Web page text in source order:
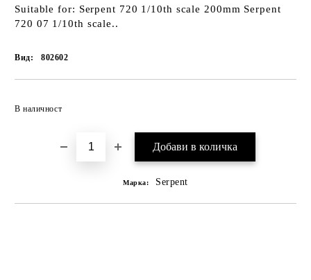
Suitable for: Serpent 720 1/10th scale 200mm Serpent
720 07 1/10th scale..
Вид: 802602
В наличност
Марка: Serpent